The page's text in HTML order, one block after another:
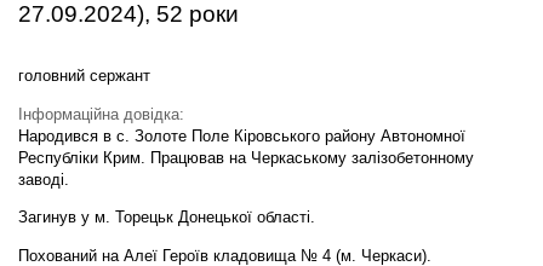
27.09.2024), 52 роки
головний сержант
Інформаційна довідка:
Народився в с. Золоте Поле Кіровського району Автономної
Республіки Крим. Працював на Черкаському залізобетонному
заводі.
Загинув у м. Торецьк Донецької області.
Похований на Алеї Героїв кладовища № 4 (м. Черкаси).